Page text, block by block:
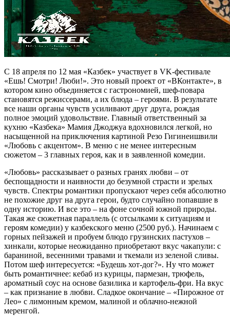
С 18 апреля по 12 мая «Казбек» участвует в VK-фестивале
«Ешь! Смотри! Люби!». Это новый проект от «ВКонтакте», в
котором кино объединяется с гастрономией, шеф-повара
становятся режиссерами, а их блюда – героями. В результате
все наши органы чувств усиливают друг друга, рождая
полное эмоций удовольствие. Главный ответственный за
кухню «Казбека» Мамия Джоджуа вдохновился легкой, но
насыщенной на приключения картиной Резо Гигинеишвили
«Любовь с акцентом». В меню с не менее интересным
сюжетом – 3 главных героя, как и в заявленной комедии.
«Любовь» рассказывает о разных гранях любви – от
беспощадности и наивности до безумной страсти и зрелых
чувств. Спектры романтики пропускают через себя абсолютно
не похожие друг на друга герои, будто случайно попавшие в
одну историю. И все это – на фоне сочной южной природы.
Такая же сюжетная параллель (с отсылками к ситуациям и
героям комедии) у казбекского меню (2500 руб.). Начинаем с
горных пейзажей и пробуем блюдо грузинских пастухов –
хинкали, которые неожиданно приобретают вкус чакапули: с
бараниной, весенними травами и ткемали из зеленой сливы.
Потом шеф интересуется: «Будешь хот-дог?». Ну что может
быть романтичнее: кебаб из курицы, пармезан, трюфель,
ароматный соус на основе базилика и картофель-фри. На вкус
– как признание в любви. Сладкое окончание – «Пирожное от
Лео» с лимонным кремом, малиной и облачно-нежной
меренгой.